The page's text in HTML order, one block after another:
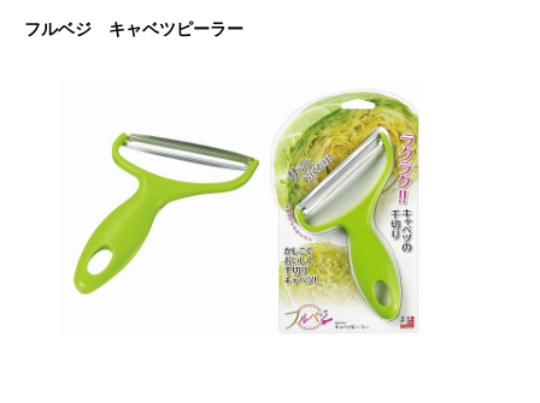
フルベジ キャベツピーラー